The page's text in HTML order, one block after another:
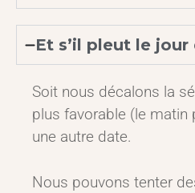
Et s’il pleut le jour
Soit nous décalons la
plus favorable (le matin
une autre date.
Nous pouvons tenter